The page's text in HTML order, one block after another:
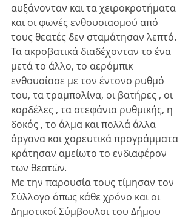
αυξάνονταν και τα χειροκροτήματα
και οι φωνές ενθουσιασμού από
τους θεατές δεν σταμάτησαν λεπτό.
Τα ακροβατικά διαδέχονταν το ένα
μετά το άλλο, το αερόμπικ
ενθουσίασε με τον έντονο ρυθμό
του, τα τραμπολίνα, οι βατήρες , οι
κορδέλες , τα στεφάνια ρυθμικής, η
δοκός , το άλμα και πολλά άλλα
όργανα και χορευτικά προγράμματα
κράτησαν αμείωτο το ενδιαφέρον
των θεατών.
Με την παρουσία τους τίμησαν τον
Σύλλογο όπως κάθε χρόνο και οι
Δημοτικοί Σύμβουλοι του Δήμου